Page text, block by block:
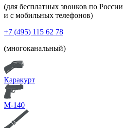
(для бесплатных звонков по России
и с мобильных телефонов)
+7 (495) 115 62 78
(многоканальный)
Каракурт
М-140